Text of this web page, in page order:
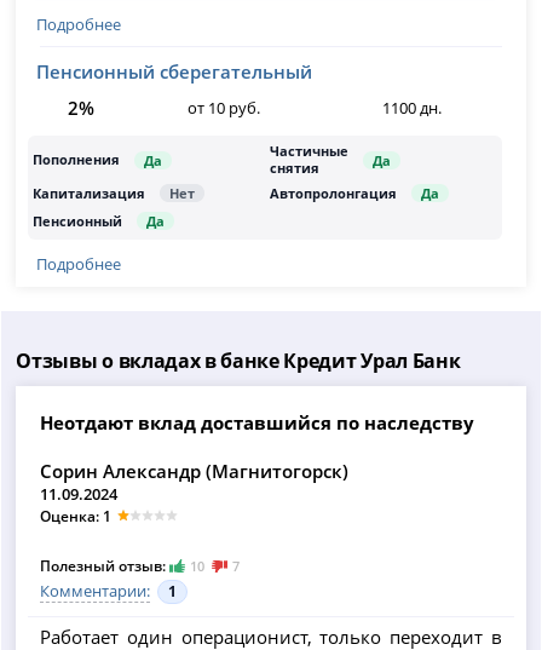
Подробнее
Пенсионный сберегательный
2%
от 10 руб. 1100 дн.
Подробнее
Отзывы о вкладах в банке Кредит Урал Банк
Неотдают вклад доставшийся по наследству
Сорин Александр (Магнитогорск)
11.09.2024
Оценка: 1
Полезный отзыв: 10 7
Комментарии: 1
Работает один операционист, только переходит в